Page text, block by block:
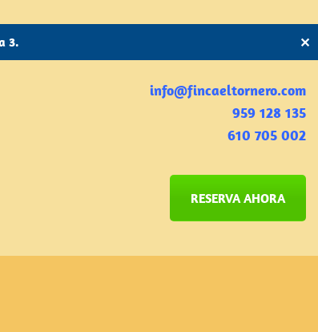
3. ✕
info@fincaeltornero.com
959 128 135
610 705 002
RESERVA AHORA